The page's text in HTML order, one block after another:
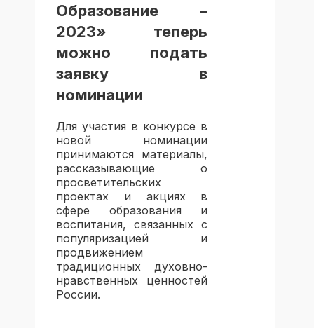
Образование –
2023» теперь
можно подать
заявку в
номинации
Для участия в конкурсе в
новой номинации
принимаются материалы,
рассказывающие о
просветительских
проектах и акциях в
сфере образования и
воспитания, связанных с
популяризацией и
продвижением
традиционных духовно-
нравственных ценностей
России.